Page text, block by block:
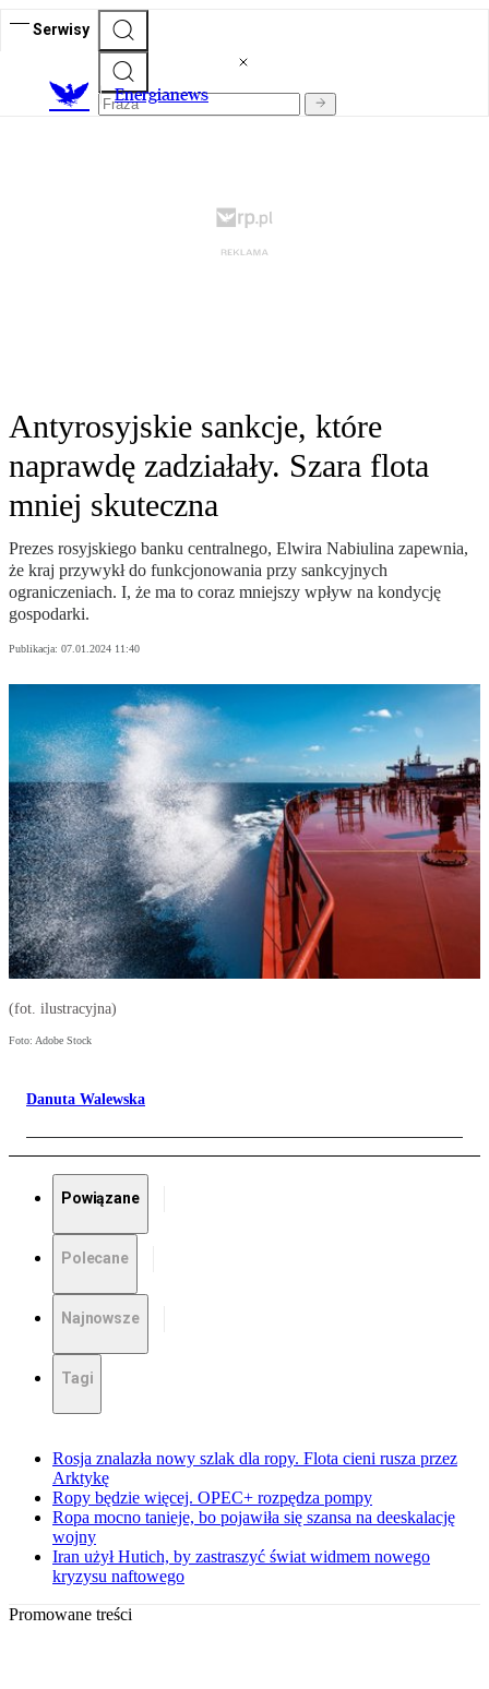
Serwisy
Energianews
Antyrosyjskie sankcje, które
naprawdę zadziałały. Szara flota
mniej skuteczna
Prezes rosyjskiego banku centralnego, Elwira Nabiulina zapewnia,
że kraj przywykł do funkcjonowania przy sankcyjnych
ograniczeniach. I, że ma to coraz mniejszy wpływ na kondycję
gospodarki.
Publikacja: 07.01.2024 11:40
(fot. ilustracyjna)
Foto: Adobe Stock
Danuta Walewska
Powiązane
Polecane
Najnowsze
Tagi
Rosja znalazła nowy szlak dla ropy. Flota cieni rusza przez
Arktykę
Ropy będzie więcej. OPEC+ rozpędza pompy
Ropa mocno tanieje, bo pojawiła się szansa na deeskalację
wojny
Iran użył Hutich, by zastraszyć świat widmem nowego
kryzysu naftowego
Promowane treści